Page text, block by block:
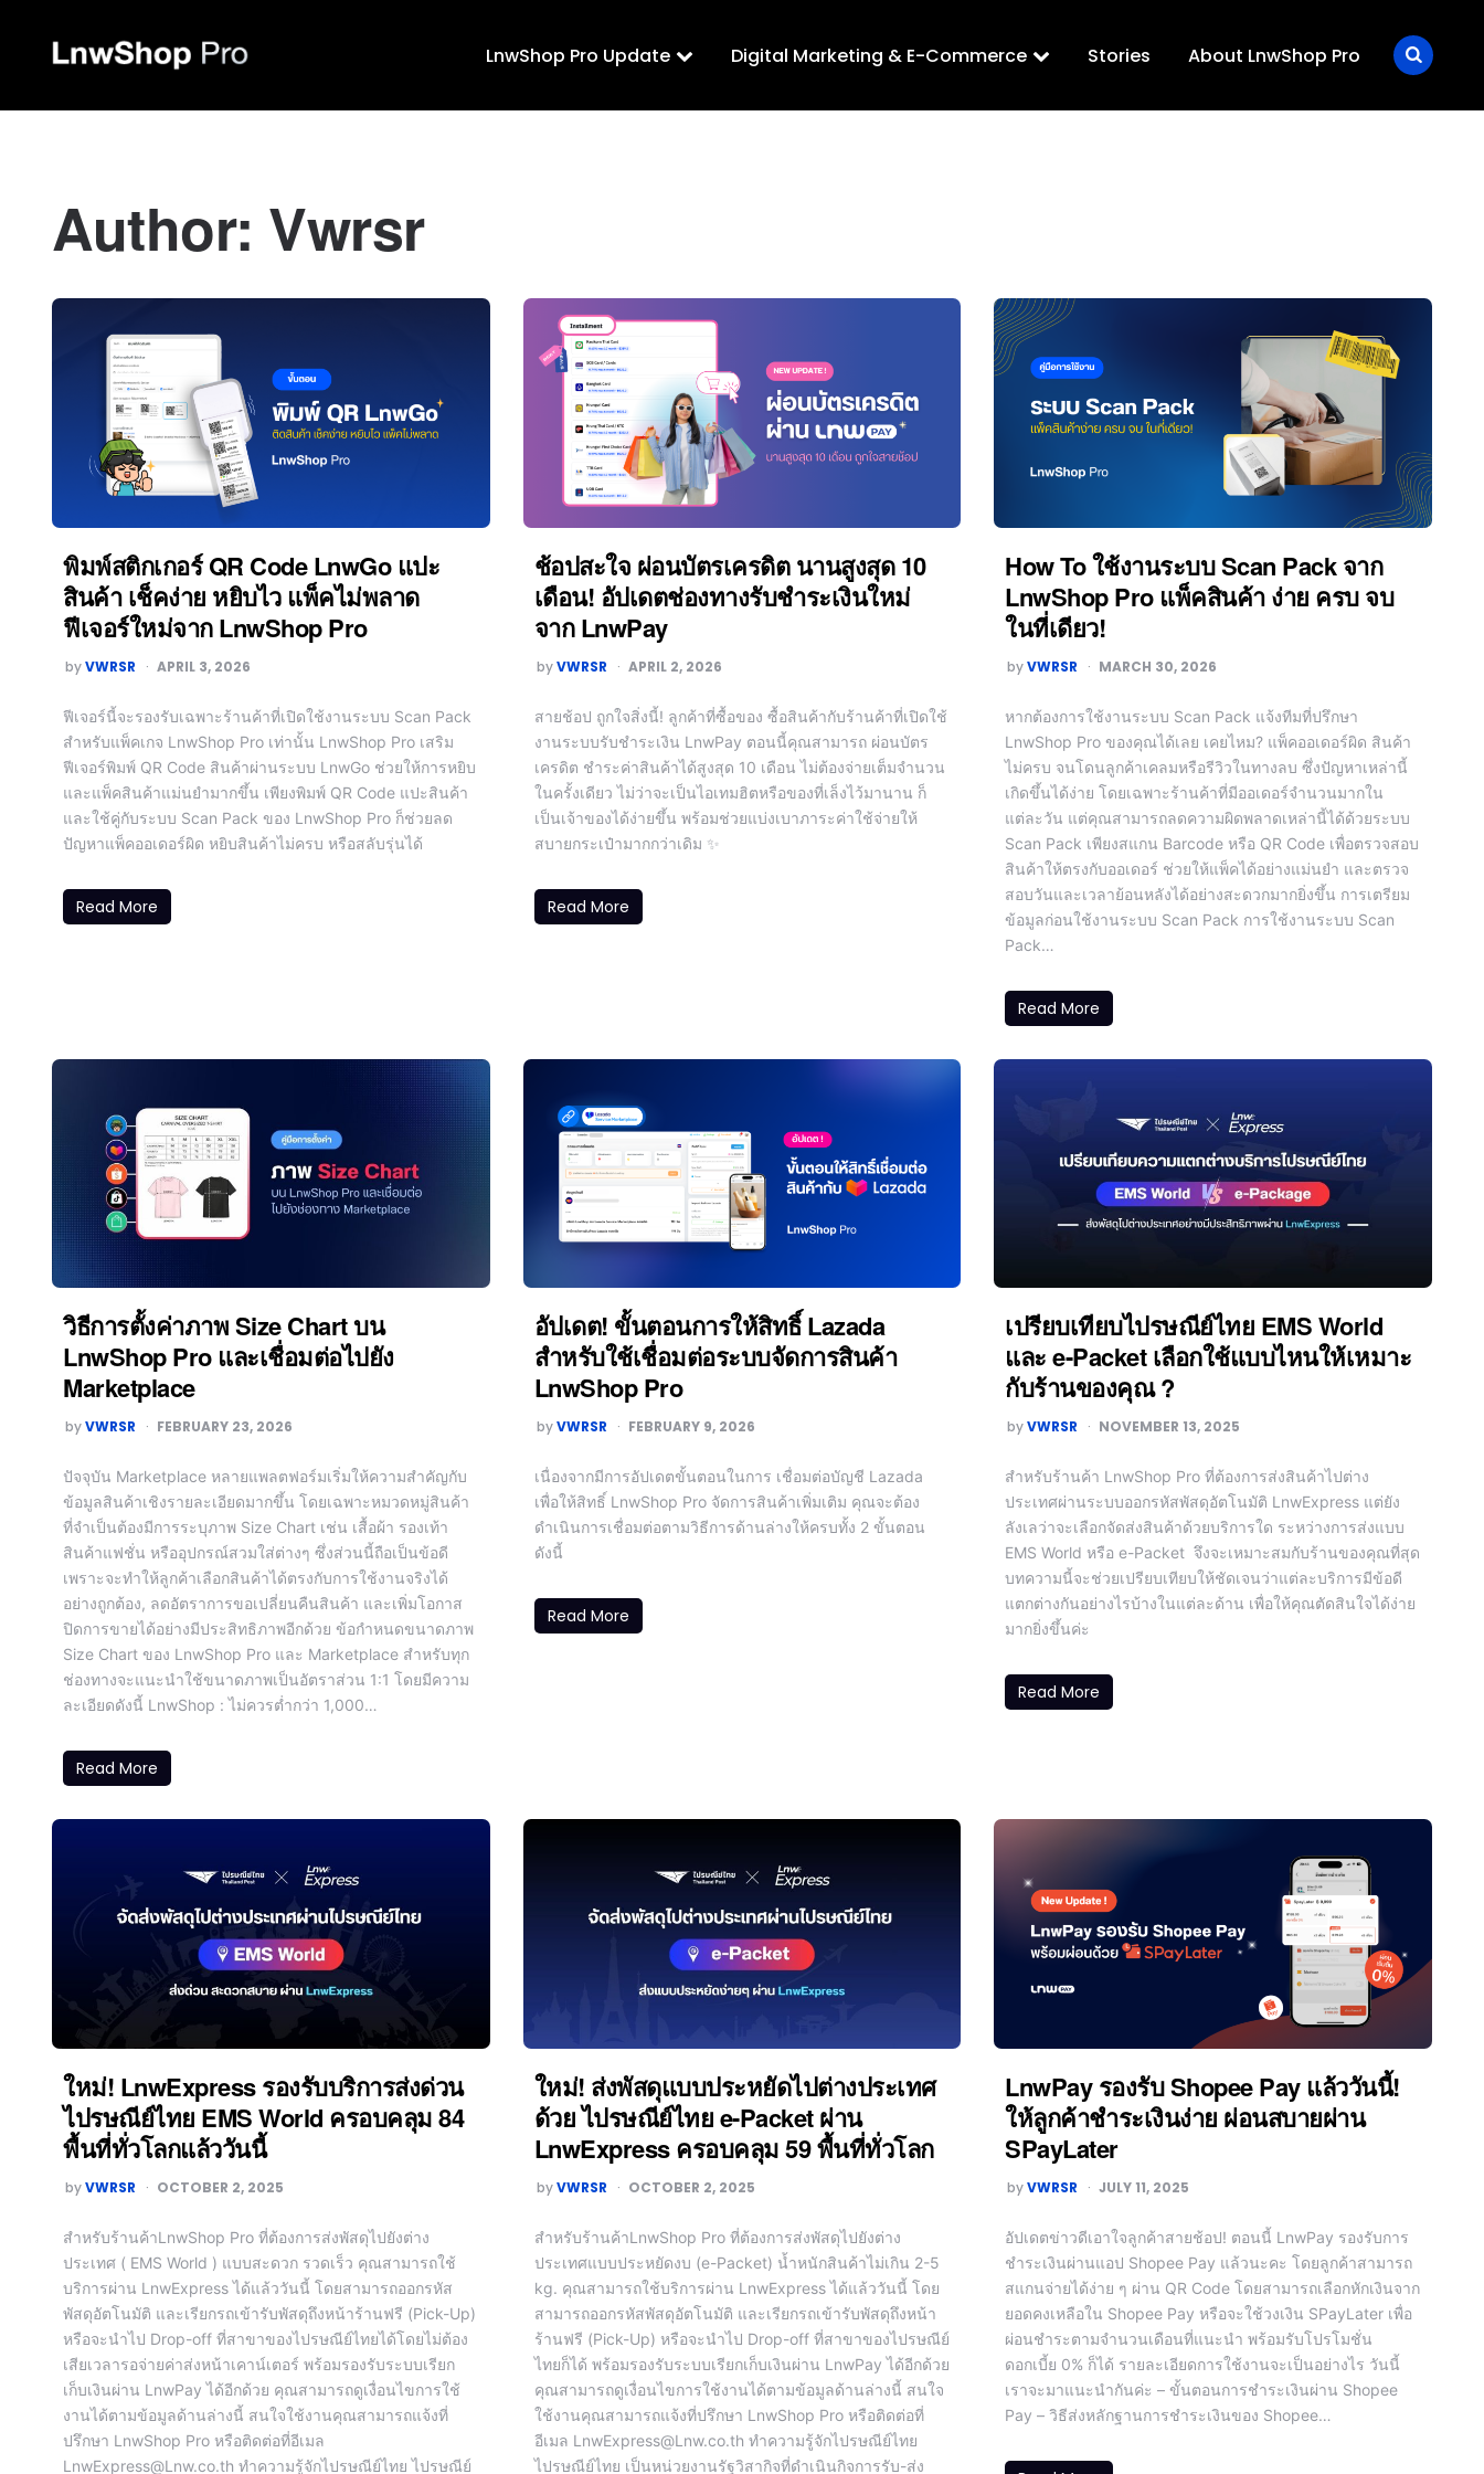
LnwShop Pro Update Digital Marketing & E-Commerce Stories About LnwShop Pro
Author: Vwrsr
พิมพ์สติกเกอร์ QR Code LnwGo แปะ
สินค้า เช็คง่าย หยิบไว แพ็คไม่พลาด
ฟีเจอร์ใหม่จาก LnwShop Pro
byVWRSR APRIL 3, 2026
ฟีเจอร์นี้จะรองรับเฉพาะร้านค้าที่เปิดใช้งานระบบ Scan Pack
สำหรับแพ็คเกจ LnwShop Pro เท่านั้น LnwShop Pro เสริม
ฟีเจอร์พิมพ์ QR Code สินค้าผ่านระบบ LnwGo ช่วยให้การหยิบ
และแพ็คสินค้าแม่นยำมากขึ้น เพียงพิมพ์ QR Code แปะสินค้า
และใช้คู่กับระบบ Scan Pack ของ LnwShop Pro ก็ช่วยลด
ปัญหาแพ็คออเดอร์ผิด หยิบสินค้าไม่ครบ หรือสลับรุ่นได้
Read More
ช้อปสะใจ ผ่อนบัตรเครดิต นานสูงสุด 10
เดือน! อัปเดตช่องทางรับชำระเงินใหม่
จาก LnwPay
byVWRSR APRIL 2, 2026
สายช้อป ถูกใจสิ่งนี้! ลูกค้าที่ซื้อของ ซื้อสินค้ากับร้านค้าที่เปิดใช้
งานระบบรับชำระเงิน LnwPay ตอนนี้คุณสามารถ ผ่อนบัตร
เครดิต ชำระค่าสินค้าได้สูงสุด 10 เดือน ไม่ต้องจ่ายเต็มจำนวน
ในครั้งเดียว ไม่ว่าจะเป็นไอเทมฮิตหรือของที่เล็งไว้มานาน ก็
เป็นเจ้าของได้ง่ายขึ้น พร้อมช่วยแบ่งเบาภาระค่าใช้จ่ายให้
สบายกระเป๋ามากกว่าเดิม ✨
Read More
How To ใช้งานระบบ Scan Pack จาก
LnwShop Pro แพ็คสินค้า ง่าย ครบ จบ
ในที่เดียว!
byVWRSR MARCH 30, 2026
หากต้องการใช้งานระบบ Scan Pack แจ้งทีมที่ปรึกษา
LnwShop Pro ของคุณได้เลย เคยไหม? แพ็คออเดอร์ผิด สินค้า
ไม่ครบ จนโดนลูกค้าเคลมหรือรีวิวในทางลบ ซึ่งปัญหาเหล่านี้
เกิดขึ้นได้ง่าย โดยเฉพาะร้านค้าที่มีออเดอร์จำนวนมากใน
แต่ละวัน แต่คุณสามารถลดความผิดพลาดเหล่านี้ได้ด้วยระบบ
Scan Pack เพียงสแกน Barcode หรือ QR Code เพื่อตรวจสอบ
สินค้าให้ตรงกับออเดอร์ ช่วยให้แพ็คได้อย่างแม่นยำ และตรวจ
สอบวันและเวลาย้อนหลังได้อย่างสะดวกมากยิ่งขึ้น การเตรียม
ข้อมูลก่อนใช้งานระบบ Scan Pack การใช้งานระบบ Scan
Pack…
Read More
วิธีการตั้งค่าภาพ Size Chart บน
LnwShop Pro และเชื่อมต่อไปยัง
Marketplace
byVWRSR FEBRUARY 23, 2026
ปัจจุบัน Marketplace หลายแพลตฟอร์มเริ่มให้ความสำคัญกับ
ข้อมูลสินค้าเชิงรายละเอียดมากขึ้น โดยเฉพาะหมวดหมู่สินค้า
ที่จำเป็นต้องมีการระบุภาพ Size Chart เช่น เสื้อผ้า รองเท้า
สินค้าแฟชั่น หรืออุปกรณ์สวมใส่ต่างๆ ซึ่งส่วนนี้ถือเป็นข้อดี
เพราะจะทำให้ลูกค้าเลือกสินค้าได้ตรงกับการใช้งานจริงได้
อย่างถูกต้อง, ลดอัตราการขอเปลี่ยนคืนสินค้า และเพิ่มโอกาส
ปิดการขายได้อย่างมีประสิทธิภาพอีกด้วย ข้อกำหนดขนาดภาพ
Size Chart ของ LnwShop Pro และ Marketplace สำหรับทุก
ช่องทางจะแนะนำใช้ขนาดภาพเป็นอัตราส่วน 1:1 โดยมีความ
ละเอียดดังนี้ LnwShop : ไม่ควรต่ำกว่า 1,000…
Read More
อัปเดต! ขั้นตอนการให้สิทธิ์ Lazada
สำหรับใช้เชื่อมต่อระบบจัดการสินค้า
LnwShop Pro
byVWRSR FEBRUARY 9, 2026
เนื่องจากมีการอัปเดตขั้นตอนในการ เชื่อมต่อบัญชี Lazada
เพื่อให้สิทธิ์ LnwShop Pro จัดการสินค้าเพิ่มเติม คุณจะต้อง
ดำเนินการเชื่อมต่อตามวิธีการด้านล่างให้ครบทั้ง 2 ขั้นตอน
ดังนี้
Read More
เปรียบเทียบไปรษณีย์ไทย EMS World
และ e-Packet เลือกใช้แบบไหนให้เหมาะ
กับร้านของคุณ ?
byVWRSR NOVEMBER 13, 2025
สำหรับร้านค้า LnwShop Pro ที่ต้องการส่งสินค้าไปต่าง
ประเทศผ่านระบบออกรหัสพัสดุอัตโนมัติ LnwExpress แต่ยัง
ลังเลว่าจะเลือกจัดส่งสินค้าด้วยบริการใด ระหว่างการส่งแบบ
EMS World หรือ e-Packet จึงจะเหมาะสมกับร้านของคุณที่สุด
บทความนี้จะช่วยเปรียบเทียบให้ชัดเจนว่าแต่ละบริการมีข้อดี
แตกต่างกันอย่างไรบ้างในแต่ละด้าน เพื่อให้คุณตัดสินใจได้ง่าย
มากยิ่งขึ้นค่ะ
Read More
ใหม่! LnwExpress รองรับบริการส่งด่วน
ไปรษณีย์ไทย EMS World ครอบคลุม 84
พื้นที่ทั่วโลกแล้ววันนี้
byVWRSR OCTOBER 2, 2025
สำหรับร้านค้าLnwShop Pro ที่ต้องการส่งพัสดุไปยังต่าง
ประเทศ ( EMS World ) แบบสะดวก รวดเร็ว คุณสามารถใช้
บริการผ่าน LnwExpress ได้แล้ววันนี้ โดยสามารถออกรหัส
พัสดุอัตโนมัติ และเรียกรถเข้ารับพัสดุถึงหน้าร้านฟรี (Pick-Up)
หรือจะนำไป Drop-off ที่สาขาของไปรษณีย์ไทยได้โดยไม่ต้อง
เสียเวลารอจ่ายค่าส่งหน้าเคาน์เตอร์ พร้อมรองรับระบบเรียก
เก็บเงินผ่าน LnwPay ได้อีกด้วย คุณสามารถดูเงื่อนไขการใช้
งานได้ตามข้อมูลด้านล่างนี้ สนใจใช้งานคุณสามารถแจ้งที่
ปรึกษา LnwShop Pro หรือติดต่อที่อีเมล
LnwExpress@Lnw.co.th ทำความรู้จักไปรษณีย์ไทย ไปรษณีย์
ใหม่! ส่งพัสดุแบบประหยัดไปต่างประเทศ
ด้วย ไปรษณีย์ไทย e-Packet ผ่าน
LnwExpress ครอบคลุม 59 พื้นที่ทั่วโลก
byVWRSR OCTOBER 2, 2025
สำหรับร้านค้าLnwShop Pro ที่ต้องการส่งพัสดุไปยังต่าง
ประเทศแบบประหยัดงบ (e-Packet) น้ำหนักสินค้าไม่เกิน 2-5
kg. คุณสามารถใช้บริการผ่าน LnwExpress ได้แล้ววันนี้ โดย
สามารถออกรหัสพัสดุอัตโนมัติ และเรียกรถเข้ารับพัสดุถึงหน้า
ร้านฟรี (Pick-Up) หรือจะนำไป Drop-off ที่สาขาของไปรษณีย์
ไทยก็ได้ พร้อมรองรับระบบเรียกเก็บเงินผ่าน LnwPay ได้อีกด้วย
คุณสามารถดูเงื่อนไขการใช้งานได้ตามข้อมูลด้านล่างนี้ สนใจ
ใช้งานคุณสามารถแจ้งที่ปรึกษา LnwShop Pro หรือติดต่อที่
อีเมล LnwExpress@Lnw.co.th ทำความรู้จักไปรษณีย์ไทย
ไปรษณีย์ไทย เป็นหน่วยงานรัฐวิสากิจที่ดำเนินกิจการรับ-ส่ง
LnwPay รองรับ Shopee Pay แล้ววันนี้!
ให้ลูกค้าชำระเงินง่าย ผ่อนสบายผ่าน
SPayLater
byVWRSR JULY 11, 2025
อัปเดตข่าวดีเอาใจลูกค้าสายช้อป! ตอนนี้ LnwPay รองรับการ
ชำระเงินผ่านแอป Shopee Pay แล้วนะคะ โดยลูกค้าสามารถ
สแกนจ่ายได้ง่าย ๆ ผ่าน QR Code โดยสามารถเลือกหักเงินจาก
ยอดคงเหลือใน Shopee Pay หรือจะใช้วงเงิน SPayLater เพื่อ
ผ่อนชำระตามจำนวนเดือนที่แนะนำ พร้อมรับโปรโมชั่น
ดอกเบี้ย 0% ก็ได้ รายละเอียดการใช้งานจะเป็นอย่างไร วันนี้
เราจะมาแนะนำกันค่ะ – ขั้นตอนการชำระเงินผ่าน Shopee
Pay – วิธีส่งหลักฐานการชำระเงินของ Shopee…